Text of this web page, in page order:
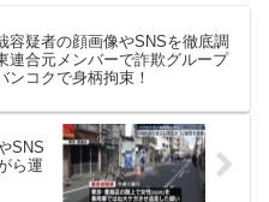
容疑者の顔画像やSNSを徹底調
連合元メンバーで詐欺グループ
ンコクで身柄拘束！
SNS
ら運